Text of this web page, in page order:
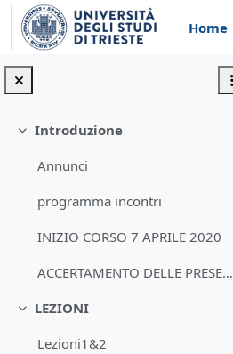
Vai al contenuto principale
Home
Minimizza
Introduzione
Annunci
programma incontri
INIZIO CORSO 7 APRILE 2020
ACCERTAMENTO DELLE PRESENZE PER IL CORSO
Minimizza
LEZIONI
Lezioni1&2